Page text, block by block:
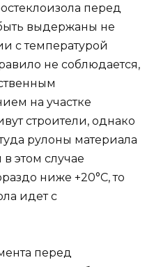
перед
выдержаны не
с температурой
не соблюдается,
на участке
строители, однако
рулоны материала
этом случае
ниже +20°С, то
идет с
перед